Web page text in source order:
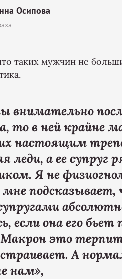
Осипова
таких мужчин не
внимательно
то в ней крайне
настоящим
леди, а ее
Я не
если она его
это
А
нам»,